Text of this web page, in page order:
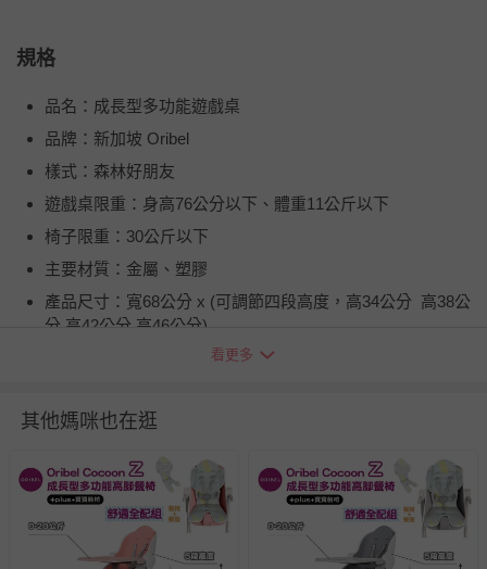
規格
品名：成長型多功能遊戲桌
品牌：新加坡 Oribel
樣式：森林好朋友
遊戲桌限重：身高76公分以下、體重11公斤以下
椅子限重：30公斤以下
主要材質：金屬、塑膠
產品尺寸：寬68公分 x (可調節四段高度，高34公分 高38公
分 高42公分 高46公分)
斤)
已會行走或可爬出遊戲跳跳椅的兒童請勿再使用跳跳椅模
式，可變化為桌子使用
退換貨須知
看更多
其他媽咪也在逛